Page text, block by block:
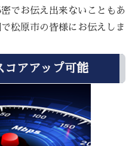
でお伝え出来ないこともあ
松原市の皆様にお伝えしま
アアップ可能